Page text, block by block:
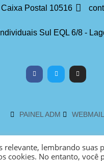
Caixa Postal 10516
Sul EQL 6/8 -
PAINEL ADM WEBMAIL
lembrando suas
cookies. No entanto,